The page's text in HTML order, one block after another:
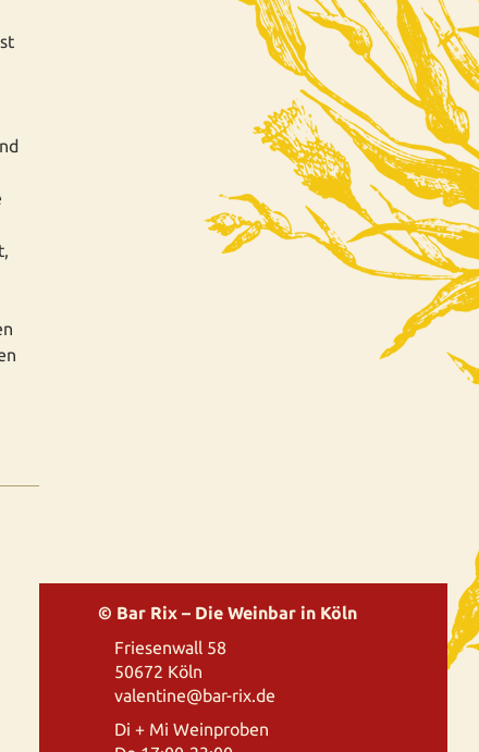
© Bar Rix – Die Weinbar in Köln
Friesenwall 58
50672 Köln
valentine@bar-rix.de
Di + Mi Weinproben